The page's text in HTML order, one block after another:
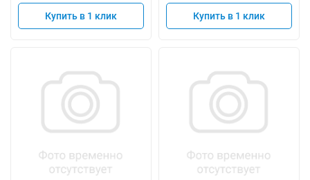
Купить в 1 клик Купить в 1 клик